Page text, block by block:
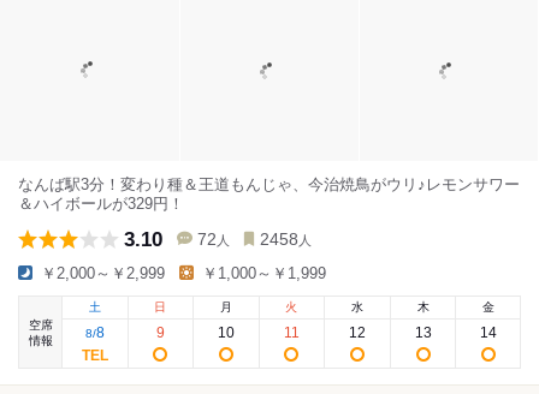
なんば駅3分！変わり種＆王道もんじゃ、今治焼鳥がウリ♪レモンサワー
＆ハイボールが329円！
3.10 72 人 2458 人
￥2,000～￥2,999 ￥1,000～￥1,999
空席
情報
土
8/8
日
9
月
10
火
11
水
12
木
13
金
14